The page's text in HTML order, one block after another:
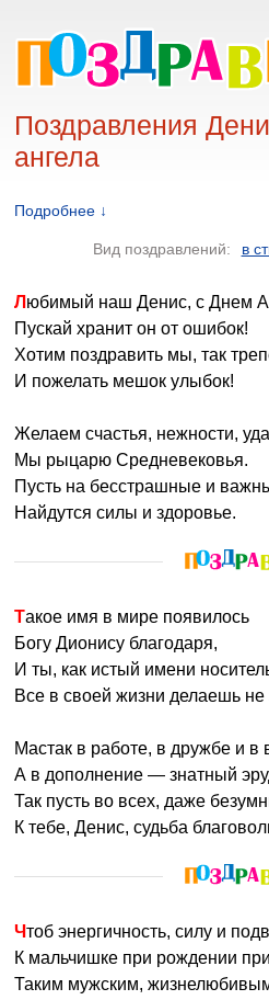
Поздравления
ангела
Подробнее ↓
Вид поздравлений: в
Любимый наш Денис, с Днем
Пускай хранит он от ошибок!
Хотим поздравить мы, так
И пожелать мешок улыбок!
Желаем счастья, нежности,
Мы рыцарю Средневековья.
Пусть на бесстрашные и
Найдутся силы и здоровье.
Такое имя в мире появилось
Богу Дионису благодаря,
И ты, как истый имени
Все в своей жизни делаешь не
Мастак в работе, в дружбе и в
А в дополнение — знатный
Так пусть во всех, даже
К тебе, Денис, судьба
Чтоб энергичность, силу и
К мальчишке при рождении
Таким мужским,